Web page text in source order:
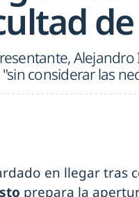
considerar las
en llegar tras
prepara la